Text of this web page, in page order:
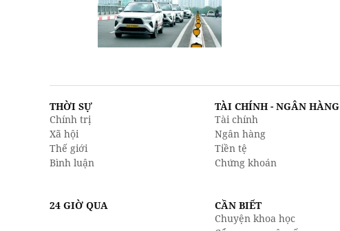
THỜI SỰ
Chính trị
Xã hội
Thế giới
Bình luận
TÀI CHÍNH - NGÂN HÀNG
Tài chính
Ngân hàng
Tiền tệ
Chứng khoán
24 GIỜ QUA
CẦN BIẾT
Chuyện khoa học